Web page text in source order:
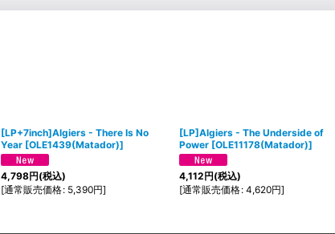
[LP+7inch]Algiers - There Is No
Year [OLE1439(Matador)]
4,798円(税込)
[通常販売価格: 5,390円]
[LP]Algiers - The Underside of
Power [OLE11178(Matador)]
4,112円(税込)
[通常販売価格: 4,620円]